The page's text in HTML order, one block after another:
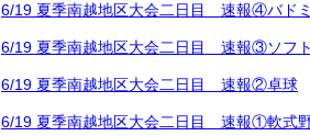
6/19 夏季南越地区大会二日目 速報④バド
6/19 夏季南越地区大会二日目 速報③ソ
6/19 夏季南越地区大会二日目 速報②卓球
6/19 夏季南越地区大会二日目 速報①軟式